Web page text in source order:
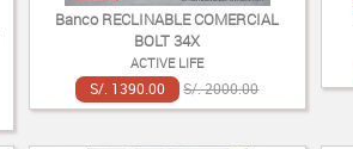
Banco RECLINABLE COMERCIAL
BOLT 34X
ACTIVE LIFE
S/. 1390.00 S/. 2000.00